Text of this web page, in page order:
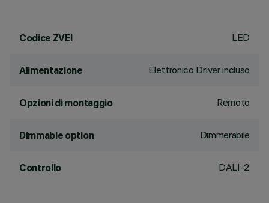
Codice ZVEI LED
Alimentazione Elettronico Driver incluso
Opzioni di montaggio Remoto
Dimmable option Dimmerabile
Controllo DALI-2